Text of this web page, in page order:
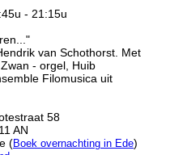
- 21:15u
van Schothorst. Met
- orgel, Huib
Filomusica uit
58
AN
(Boek overnachting in Ede)